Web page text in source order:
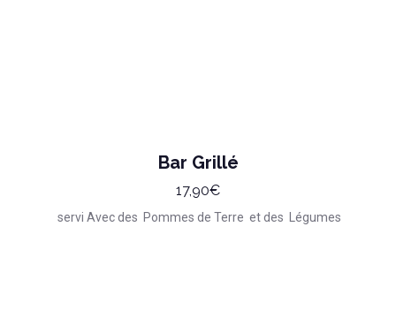
Bar Grillé
17,90€
servi Avec des Pommes de Terre et des Légumes